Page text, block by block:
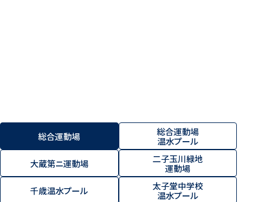
総合運動場
総合運動場
温水プール
大蔵第ニ運動場
二子玉川緑地
運動場
千歳温水プール
太子堂中学校
温水プール